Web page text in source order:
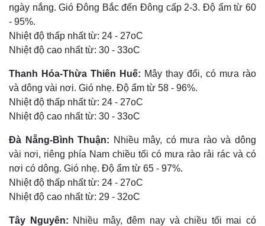
ngày nắng. Gió Đông Bắc đến Đông cấp 2-3. Độ ẩm từ 60
- 95%.
Nhiệt độ thấp nhất từ: 24 - 27oC
Nhiệt độ cao nhất từ: 30 - 33oC
Thanh Hóa-Thừa Thiên Huế: Mây thay đổi, có mưa rào
và dông vài nơi. Gió nhẹ. Độ ẩm từ 58 - 96%.
Nhiệt độ thấp nhất từ: 24 - 27oC
Nhiệt độ cao nhất từ: 30 - 33oC
Đà Nẵng-Bình Thuận: Nhiều mây, có mưa rào và dông
vài nơi, riêng phía Nam chiều tối có mưa rào rải rác và có
nơi có dông. Gió nhẹ. Độ ẩm từ 65 - 97%.
Nhiệt độ thấp nhất từ: 24 - 27oC
Nhiệt độ cao nhất từ: 29 - 32oC
Tây Nguyên: Nhiều mây, đêm nay và chiều tối mai có